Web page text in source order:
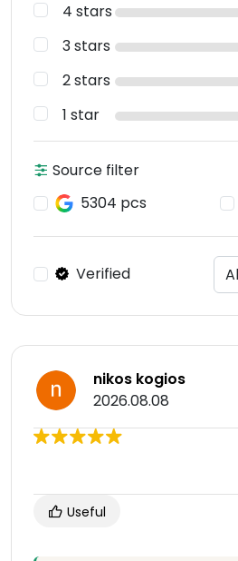
4 stars
3 stars
2 stars
1 star
Source filter
5304 pcs
Verified
nikos kogios
2026.08.08
Useful